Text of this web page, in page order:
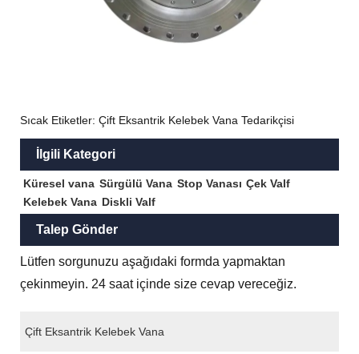
Sıcak Etiketler: Çift Eksantrik Kelebek Vana Tedarikçisi
İlgili Kategori
Küresel vana Sürgülü Vana Stop Vanası Çek Valf
Kelebek Vana Diskli Valf
Talep Gönder
Lütfen sorgunuzu aşağıdaki formda yapmaktan
çekinmeyin. 24 saat içinde size cevap vereceğiz.